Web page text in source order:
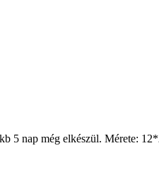
5 nap még elkészül. Mérete: